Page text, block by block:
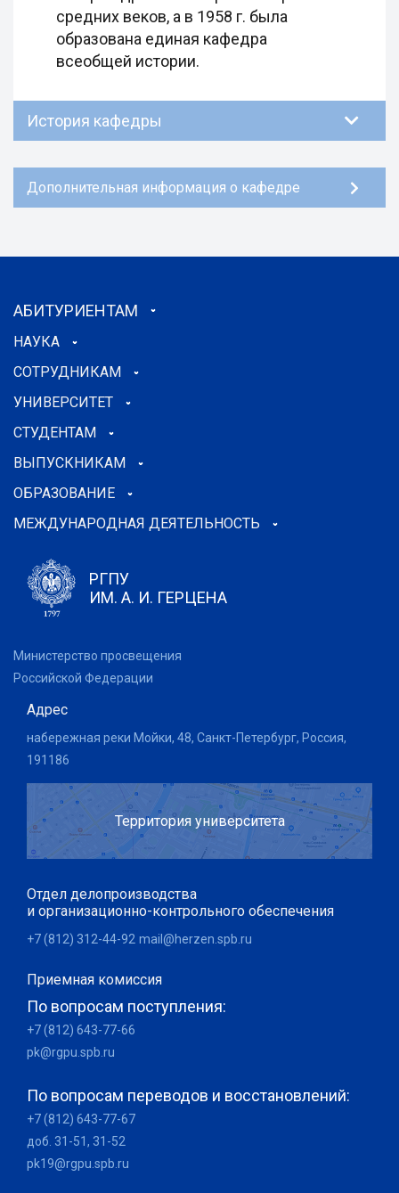
средних веков, а в 1958 г. была
образована единая кафедра
всеобщей истории.
История кафедры
Дополнительная информация о кафедре
АБИТУРИЕНТАМ
НАУКА
СОТРУДНИКАМ
УНИВЕРСИТЕТ
СТУДЕНТАМ
ВЫПУСКНИКАМ
ОБРАЗОВАНИЕ
МЕЖДУНАРОДНАЯ ДЕЯТЕЛЬНОСТЬ
РГПУ
ИМ. А. И. ГЕРЦЕНА
Министерство просвещения
Российской Федерации
Адрес
набережная реки Мойки, 48, Санкт-Петербург, Россия,
191186
Территория университета
Отдел делопроизводства
и организационно-контрольного обеспечения
+7 (812) 312-44-92 mail@herzen.spb.ru
Приемная комиссия
По вопросам поступления:
+7 (812) 643-77-66
pk@rgpu.spb.ru
По вопросам переводов и восстановлений:
+7 (812) 643-77-67
доб. 31-51, 31-52
pk19@rgpu.spb.ru